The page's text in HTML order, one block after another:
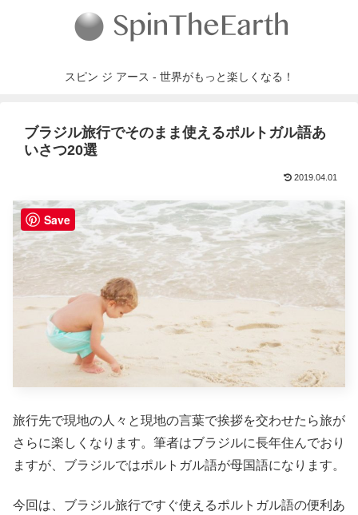
スピン ジ アース - 世界がもっと楽しくなる！
ブラジル旅行でそのまま使えるポルトガル語あ
いさつ20選
2019.04.01
旅行先で現地の人々と現地の言葉で挨拶を交わせたら旅が
さらに楽しくなります。筆者はブラジルに長年住んでおり
ますが、ブラジルではポルトガル語が母国語になります。
今回は、ブラジル旅行ですぐ使えるポルトガル語の便利あ
Save